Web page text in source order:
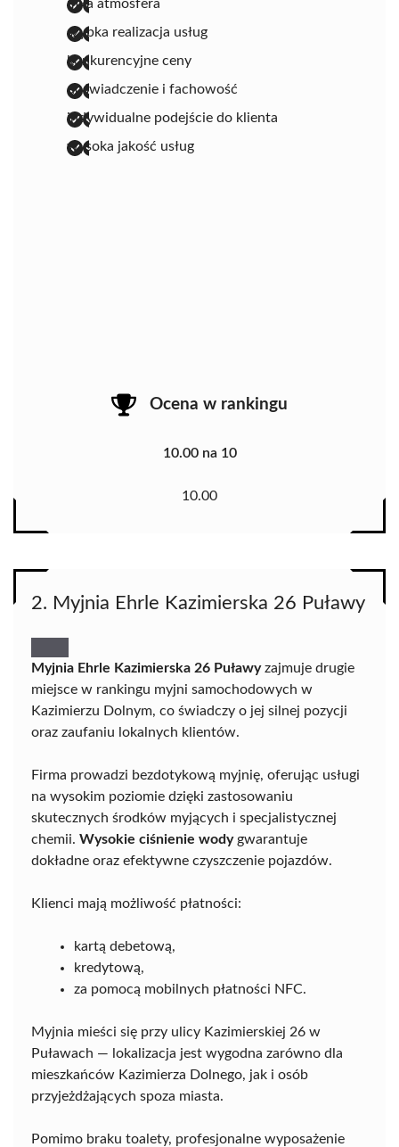
miła atmosfera
szybka realizacja usług
konkurencyjne ceny
doświadczenie i fachowość
indywidualne podejście do klienta
wysoka jakość usług
Ocena w rankingu
10.00 na 10
10.00
2. Myjnia Ehrle Kazimierska 26 Puławy
Myjnia Ehrle Kazimierska 26 Puławyzajmuje drugie
miejsce w rankingu myjni samochodowych w
Kazimierzu Dolnym, co świadczy o jej silnej pozycji
oraz zaufaniu lokalnych klientów.
Firma prowadzi bezdotykową myjnię, oferując usługi
na wysokim poziomie dzięki zastosowaniu
skutecznych środków myjących i specjalistycznej
chemii. Wysokie ciśnienie wodygwarantuje
dokładne oraz efektywne czyszczenie pojazdów.
Klienci mają możliwość płatności:
kartą debetową,
kredytową,
za pomocą mobilnych płatności NFC.
Myjnia mieści się przy ulicy Kazimierskiej 26 w
Puławach — lokalizacja jest wygodna zarówno dla
mieszkańców Kazimierza Dolnego, jak i osób
przyjeżdżających spoza miasta.
Pomimo braku toalety, profesjonalne wyposażenie